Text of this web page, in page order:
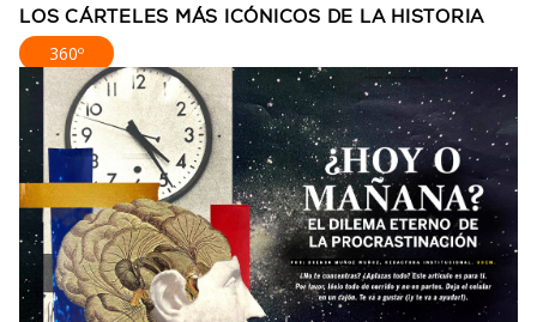
LOS CÁRTELES MÁS ICÓNICOS DE LA HISTORIA
360º